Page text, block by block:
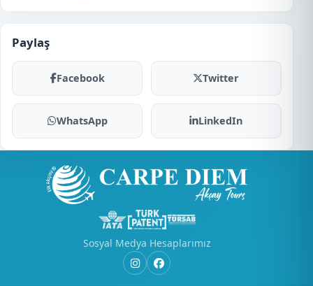
Paylaş
Facebook Twitter
WhatsApp LinkedIn
Sosyal Medya Hesaplarımız